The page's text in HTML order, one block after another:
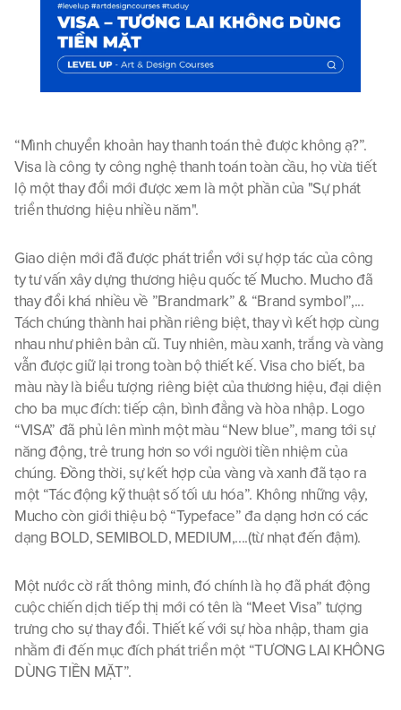
“Mình chuyển khoản hay thanh toán thẻ được không ạ?”.
Visa là công ty công nghệ thanh toán toàn cầu, họ vừa tiết
lộ một thay đổi mới được xem là một phần của "Sự phát
triển thương hiệu nhiều năm".
Giao diện mới đã được phát triển với sự hợp tác của công
ty tư vấn xây dựng thương hiệu quốc tế Mucho. Mucho đã
thay đổi khá nhiều về ”Brandmark” & “Brand symbol”,...
Tách chúng thành hai phần riêng biệt, thay vì kết hợp cùng
nhau như phiên bản cũ. Tuy nhiên, màu xanh, trắng và vàng
vẫn được giữ lại trong toàn bộ thiết kế. Visa cho biết, ba
màu này là biểu tượng riêng biệt của thương hiệu, đại diện
cho ba mục đích: tiếp cận, bình đẳng và hòa nhập. Logo
“VISA” đã phủ lên mình một màu “New blue”, mang tới sự
năng động, trẻ trung hơn so với người tiền nhiệm của
chúng. Đồng thời, sự kết hợp của vàng và xanh đã tạo ra
một “Tác động kỹ thuật số tối ưu hóa”. Không những vậy,
Mucho còn giới thiệu bộ “Typeface” đa dạng hơn có các
dạng BOLD, SEMIBOLD, MEDIUM,....(từ nhạt đến đậm).
Một nước cờ rất thông minh, đó chính là họ đã phát động
cuộc chiến dịch tiếp thị mới có tên là “Meet Visa” tượng
trưng cho sự thay đổi. Thiết kế với sự hòa nhập, tham gia
nhằm đi đến mục đích phát triển một “TƯƠNG LAI KHÔNG
DÙNG TIỀN MẶT”.